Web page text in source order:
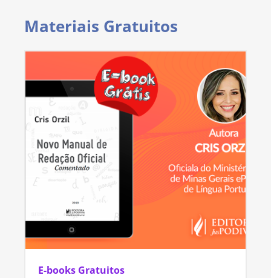
Materiais Gratuitos
E-books Gratuitos